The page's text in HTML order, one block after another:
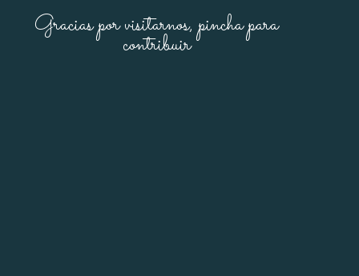
Gracias por visitarnos, pincha para
contribuir